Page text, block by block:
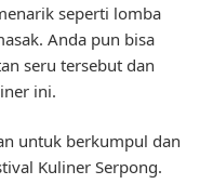
seperti lomba
Anda pun bisa
seru tersebut dan
ini.
untuk berkumpul dan
Kuliner Serpong.